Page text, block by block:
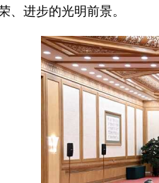
、进步的光明前景。